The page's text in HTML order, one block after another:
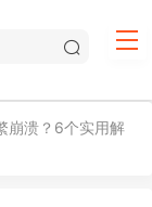
崩溃？6个实用解